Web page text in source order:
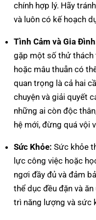
chính hợp lý. Hãy
và luôn có kế hoạch
Tình Cảm và Gia
gặp một số thử thách
hoặc mâu thuẫn có
quan trọng là cả hai
chuyện và giải quyết
những ai còn độc
hệ mới, đừng quá vội
Sức Khỏe: Sức khỏe
lực công việc hoặc
ngơi đầy đủ và đảm
thể dục đều đặn và
trì năng lượng và sức